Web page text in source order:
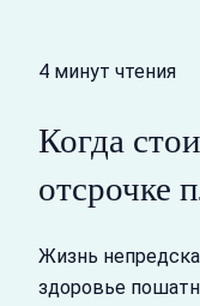
4 минут чтения
Когда
отсрочке
Жизнь
здоровье